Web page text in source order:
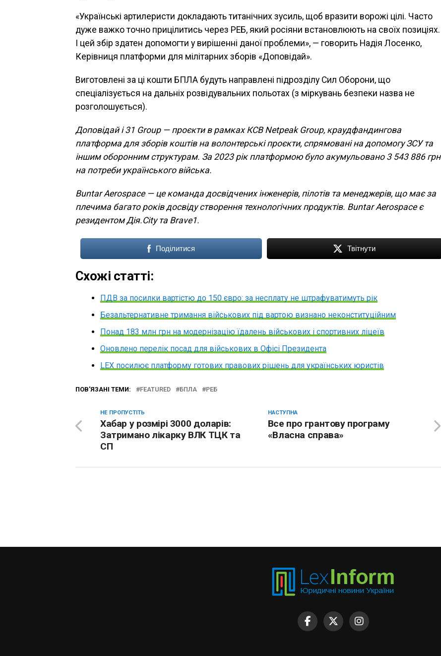
«Українські артилеристи докладають титанічних зусиль, щоб вразити ворожі цілі. Часто
дуже важко точно прицілитись через РЕБ, який росіяни встановлюють на своїх позиціях.
І цей збір здатен допомогти у вирішенні даної проблеми», — говорить Надія Лосенко,
Керівниця платформи для мілітарних зборів «Доповідай».
Виготовлені за ці кошти БПЛА будуть направлені підрозділу Сил Оборони, що
спеціалізується на дальніх розвідувальних польотах (з міркувань безпеки назва не
розголошується).
Доповідай і 31 Group — проєкти в рамках КСВ Netpeak Group, краудфандингова
платформа для зборів коштів на волонтерські проєкти, спрямовані на допомогу ЗСУ та
іншим оборонним структурам. За 2023 рік платформою було акумульовано 3 543 886 грн
на потреби українського війська.
Buntar Aerospace — це команда досвідчених інженерів, пілотів та менеджерів, що має за
плечима багато років досвіду створення технологічних продуктів. Buntar Aerospace є
резидентом Дія.City та Brave1.
Поділитися Твітнути
Схожі статті:
ПДВ за посилки вартістю до 150 євро: за несплату не штрафуватимуть рік
Безальтернативне тримання військових під вартою визнано неконституційним
Понад 183 млн грн на модернізацію їдалень військових і спортивних ліцеїв
Оновлено перелік посад для військових в Офісі Президента
LEX посилює платформу готових правових рішень для українських юристів
ПОВ'ЯЗАНІ ТЕМИ: FEATURED БПЛА РЕБ
НАСТУПНА
Все про грантову програму
«Власна справа»
НЕ ПРОПУСТІТЬ
Хабар у розмірі 3000 доларів:
Затримано лікарку ВЛК ТЦК та
СП